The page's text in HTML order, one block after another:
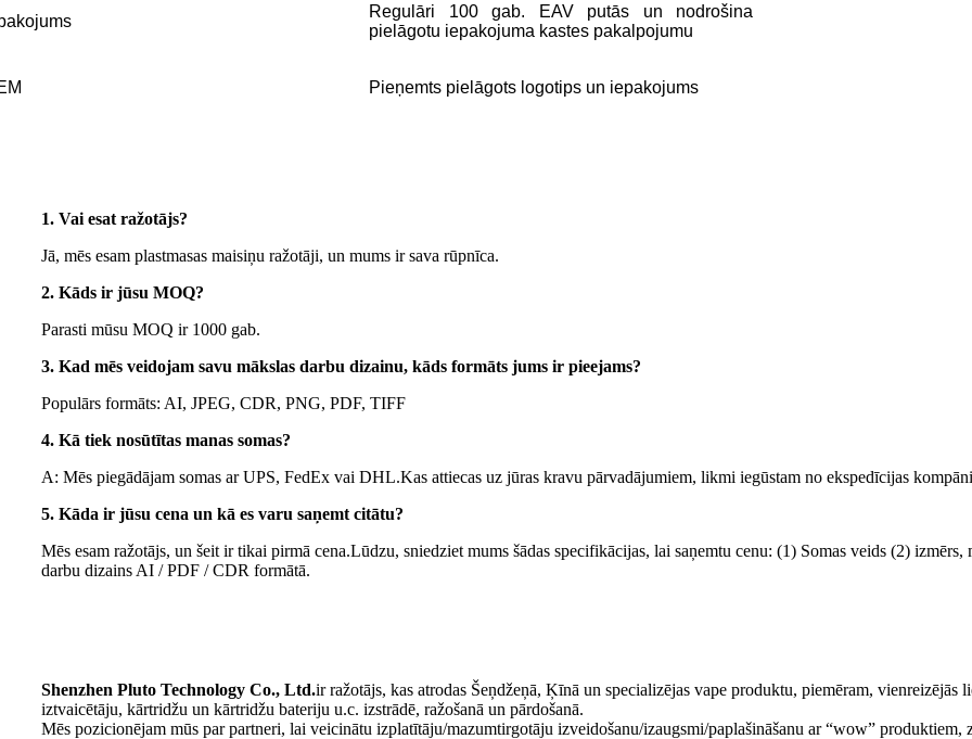
Regulāri 100 gab. EAV putās un nodrošina
pielāgotu iepakojuma kastes pakalpojumu
Pieņemts pielāgots logotips un iepakojums
1. Vai esat ražotājs?
Jā, mēs esam plastmasas maisiņu ražotāji, un mums ir sava rūpnīca.
2. Kāds ir jūsu MOQ?
Parasti mūsu MOQ ir 1000 gab.
3. Kad mēs veidojam savu mākslas darbu dizainu, kāds formāts jums ir pieejams?
Populārs formāts: AI, JPEG, CDR, PNG, PDF, TIFF
4. Kā tiek nosūtītas manas somas?
A: Mēs piegādājam somas ar UPS, FedEx vai DHL.Kas attiecas uz jūras kravu pārvadājumiem, likmi iegūstam no ekspedīcijas
5. Kāda ir jūsu cena un kā es varu saņemt citātu?
Mēs esam ražotājs, un šeit ir tikai pirmā cena.Lūdzu, sniedziet mums šādas specifikācijas, lai saņemtu cenu: (1) Somas veids (2)
darbu dizains AI / PDF / CDR formātā.
Shenzhen Pluto Technology Co., Ltd.ir ražotājs, kas atrodas Šeņdžeņā, Ķīnā un specializējas vape produktu, piemēram, vienreizējās
iztvaicētāju, kārtridžu un kārtridžu bateriju u.c. izstrādē, ražošanā un pārdošanā.
Mēs pozicionējam mūs par partneri, lai veicinātu izplatītāju/mazumtirgotāju izveidošanu/izaugsmi/paplašināšanu ar “wow” produktiem,